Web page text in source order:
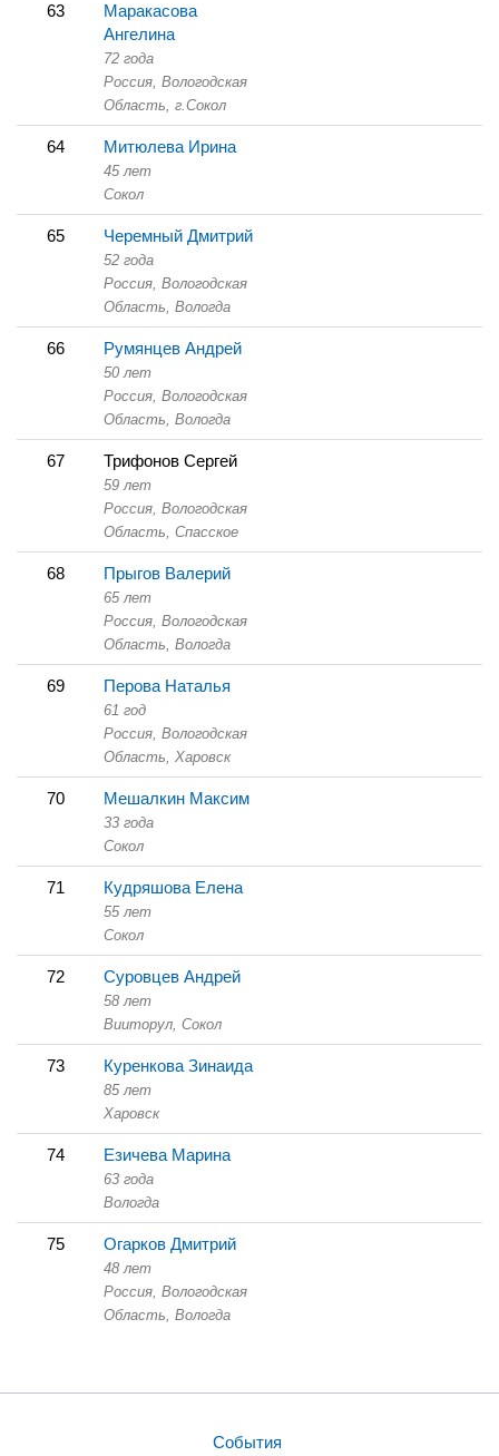
63
Маракасова
Ангелина
72 года
Россия, Вологодская
Область, г.Сокол
64 Митюлева Ирина
45 лет
Сокол
65 Черемный Дмитрий
52 года
Россия, Вологодская
Область, Вологда
66 Румянцев Андрей
50 лет
Россия, Вологодская
Область, Вологда
67 Трифонов Сергей
59 лет
Россия, Вологодская
Область, Спасское
68 Прыгов Валерий
65 лет
Россия, Вологодская
Область, Вологда
69 Перова Наталья
61 год
Россия, Вологодская
Область, Харовск
70 Мешалкин Максим
33 года
Сокол
71 Кудряшова Елена
55 лет
Сокол
72 Суровцев Андрей
58 лет
Вииторул, Сокол
73 Куренкова Зинаида
85 лет
Харовск
74 Езичева Марина
63 года
Вологда
75 Огарков Дмитрий
48 лет
Россия, Вологодская
Область, Вологда
События